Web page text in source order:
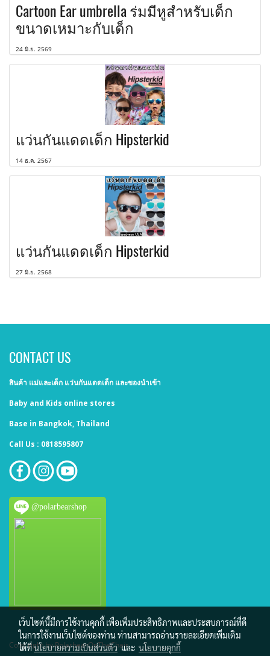
Cartoon Ear umbrella ร่มมีหูสำหรับเด็ก
ขนาดเหมาะกับเด็ก
24 มิ.ย. 2569
แว่นกันแดดเด็ก Hipsterkid
14 ธ.ค. 2567
แว่นกันแดดเด็ก Hipsterkid
27 มิ.ย. 2568
CONTACT US
สินค้า แม่และเด็ก แว่นกันแดดเด็ก และของนำเข้า
Baby and Kids online stores
Base in Bangkok, Thailand
Call Us : 0818595807
@polarbearshop
Copy right by PolarbearOnTheChair
เว็บไซต์นี้มีการใช้งานคุกกี้ เพื่อเพิ่มประสิทธิภาพและประสบการณ์ที่ดี
ในการใช้งานเว็บไซต์ของท่าน ท่านสามารถอ่านรายละเอียดเพิ่มเติม
ได้ที่นโยบายความเป็นส่วนตัวและ นโยบายคุกกี้